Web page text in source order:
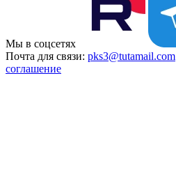
Мы в соцсетях
Почта для связи: pks3@tutamail.com
соглашение